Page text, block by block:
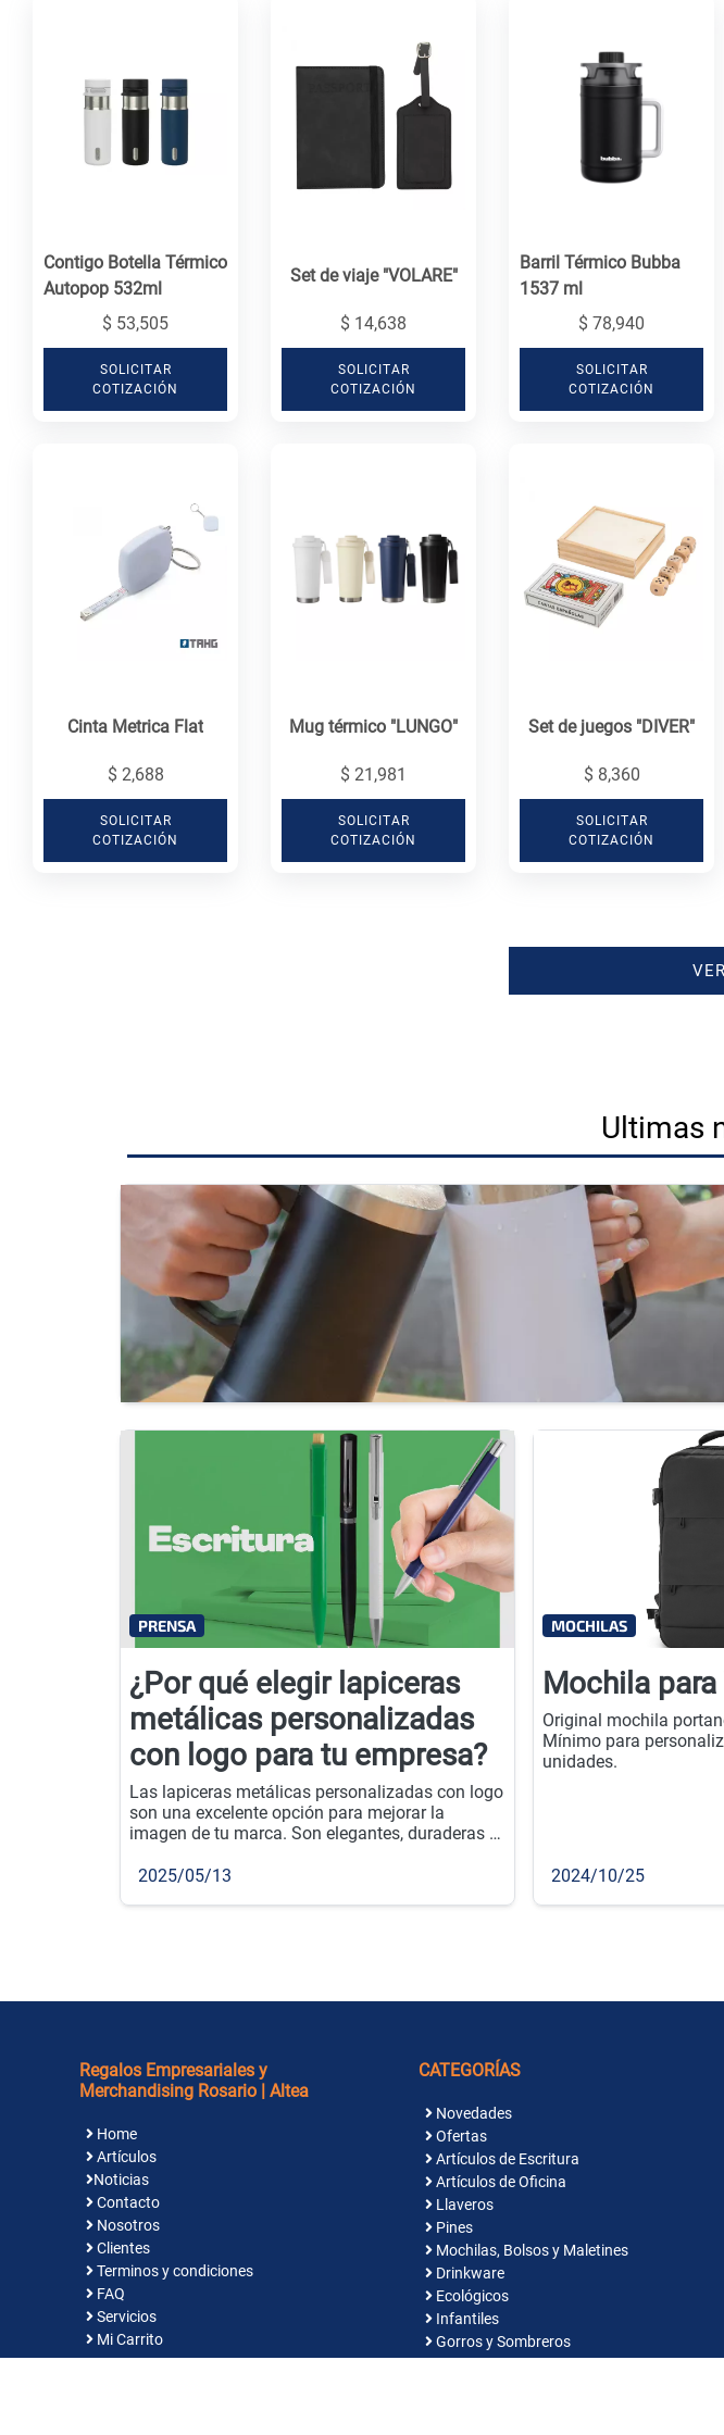
Contigo Botella Térmico
Autopop 532ml
$ 53,505
SOLICITAR
COTIZACIÓN
Set de viaje "VOLARE"
$ 14,638
SOLICITAR
COTIZACIÓN
Barril Térmico Bubba
1537 ml
$ 78,940
SOLICITAR
COTIZACIÓN
Cinta Metrica Flat
$ 2,688
SOLICITAR
COTIZACIÓN
Mug térmico "LUNGO"
$ 21,981
SOLICITAR
COTIZACIÓN
Set de juegos "DIVER"
$ 8,360
SOLICITAR
COTIZACIÓN
Ultimas
¿Por qué elegir lapiceras
metálicas personalizadas
con logo para tu empresa?
Las lapiceras metálicas personalizadas con logo
son una excelente opción para mejorar la
imagen de tu marca. Son elegantes, duraderas y
o como parte de tu estrategia de merchandising.
PRENSA
2025/05/13
Mochila
Original mochila
Mínimo para
unidades.
MOCHILAS
2024/10/25
Regalos Empresariales y
Merchandising Rosario | Altea
Home
Artículos
Noticias
Contacto
Nosotros
Clientes
Terminos y condiciones
FAQ
Servicios
Mi Carrito
CATEGORÍAS
Novedades
Ofertas
Artículos de Escritura
Artículos de Oficina
Llaveros
Pines
Mochilas, Bolsos y Maletines
Drinkware
Ecológicos
Infantiles
Gorros y Sombreros